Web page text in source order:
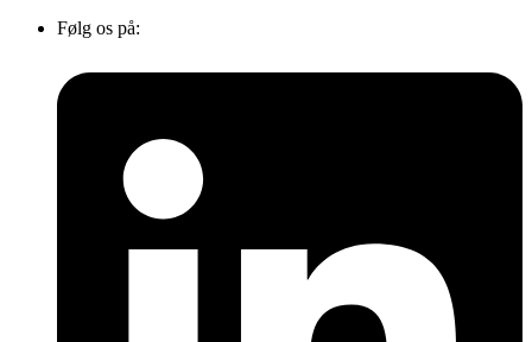
Følg os på: